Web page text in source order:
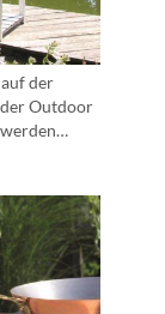
der
Outdoor